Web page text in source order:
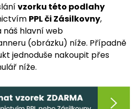
vzorku této podlahy
PPL či Zásilkovny,
hlavní web
(obrázku) níže. Případně
jednoduše nakoupit přes
níže.